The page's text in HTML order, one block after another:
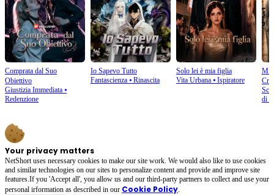
Comprata dal Suo
Obiettivo
Giustizia Immediata ⦁
Redenzione
Io Sapevo Tutto
Fantascienza⦁ Rinascita
Solo lei è mia figlia
Vita Urbana⦁ Ispiratore
di
Your privacy matters
NetShort uses necessary cookies to make our site work. We would also like to use cookies
and similar technologies on our sites to personalize content and provide and improve site
features.If you 'Accept all', you allow us and our third-party partners to collect and use your
personal irformation as described in our Cookie Policy.